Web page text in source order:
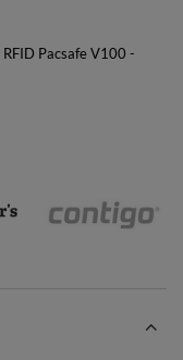
Pacsafe V100 -